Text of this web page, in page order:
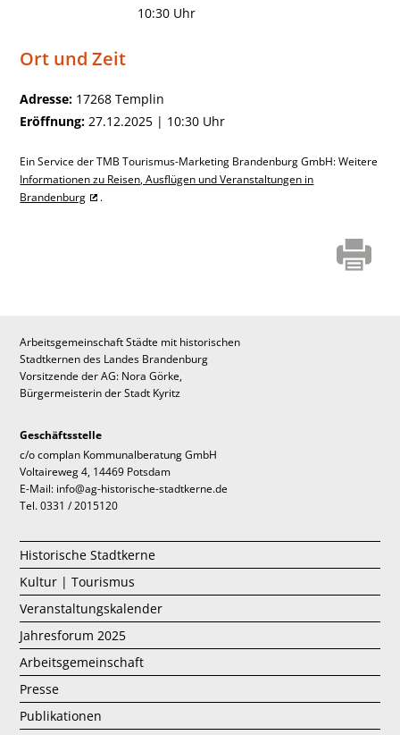
10:30 Uhr
Ort und Zeit
Adresse: 17268 Templin
Eröffnung: 27.12.2025 | 10:30 Uhr
Ein Service der TMB Tourismus-Marketing Brandenburg GmbH: Weitere
Informationen zu Reisen, Ausflügen und Veranstaltungen in
Brandenburg
.
Arbeitsgemeinschaft Städte mit historischen
Stadtkernen des Landes Brandenburg
Vorsitzende der AG: Nora Görke,
Bürgermeisterin der Stadt Kyritz
Geschäftsstelle
c/o complan Kommunalberatung GmbH
Voltaireweg 4, 14469 Potsdam
E-Mail: info@ag-historische-stadtkerne.de
Tel. 0331 / 2015120
Historische Stadtkerne
Kultur | Tourismus
Veranstaltungskalender
Jahresforum 2025
Arbeitsgemeinschaft
Presse
Publikationen